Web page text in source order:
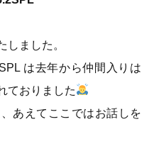
しました。
は去年から仲間入りは
ておりました
あえてここではお話しを